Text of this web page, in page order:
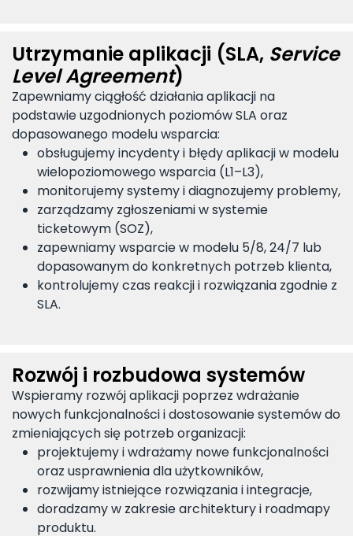
Utrzymanie aplikacji (SLA, Service
Level Agreement)
Zapewniamy ciągłość działania aplikacji na
podstawie uzgodnionych poziomów SLA oraz
dopasowanego modelu wsparcia:
obsługujemy incydenty i błędy aplikacji w modelu
wielopoziomowego wsparcia (L1–L3),
monitorujemy systemy i diagnozujemy problemy,
zarządzamy zgłoszeniami w systemie
ticketowym (SOZ),
zapewniamy wsparcie w modelu 5/8, 24/7 lub
dopasowanym do konkretnych potrzeb klienta,
kontrolujemy czas reakcji i rozwiązania zgodnie z
SLA.
Rozwój i rozbudowa systemów
Wspieramy rozwój aplikacji poprzez wdrażanie
nowych funkcjonalności i dostosowanie systemów do
zmieniających się potrzeb organizacji:
projektujemy i wdrażamy nowe funkcjonalności
oraz usprawnienia dla użytkowników,
rozwijamy istniejące rozwiązania i integracje,
doradzamy w zakresie architektury i roadmapy
produktu.